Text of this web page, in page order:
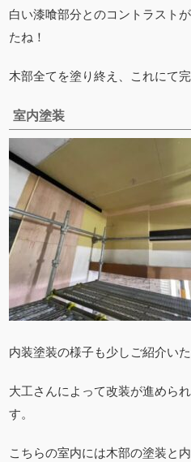
白い漆喰部分とのコントラスト
たね！
木部全てを塗り終え、これにて完
室内塗装
内装塗装の様子も少しご紹介いた
大工さんによって改装が進めら
す。
こちらの室内には木部の塗装と